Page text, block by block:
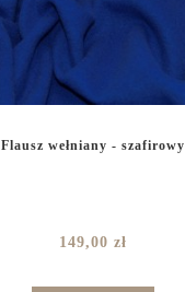
Flausz wełniany - szafirowy
149,00 zł